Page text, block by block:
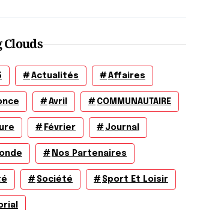
Clouds
Actualités Affaires
Avril COMMUNAUTAIRE
Février Journal
Nos Partenaires
Société Sport Et Loisir